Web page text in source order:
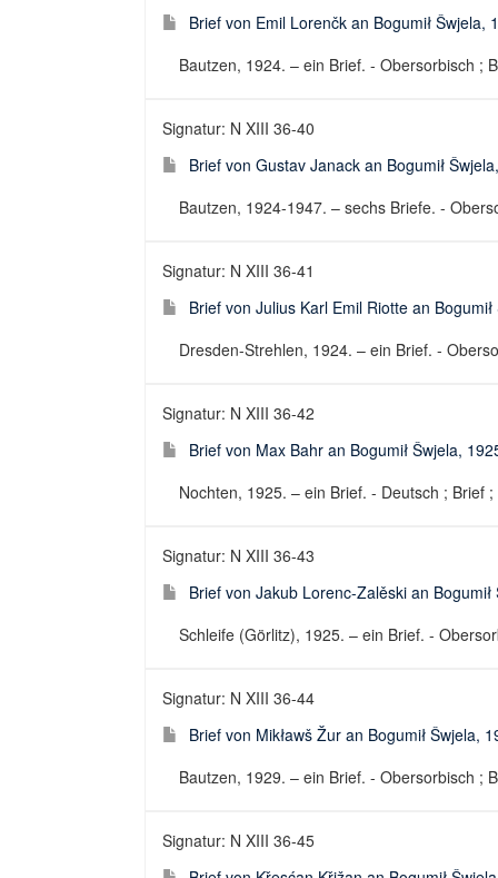
Brief von Emil Lorenčk an Bogumił Šwjela,
Bautzen, 1924. – ein Brief. - Obersorbisch ;
Signatur: N XIII 36-40
Brief von Gustav Janack an Bogumił
Bautzen, 1924-1947. – sechs Briefe. -
Signatur: N XIII 36-41
Brief von Julius Karl Emil Riotte an
Dresden-Strehlen, 1924. – ein Brief. -
Signatur: N XIII 36-42
Brief von Max Bahr an Bogumił Šwjela,
Nochten, 1925. – ein Brief. - Deutsch ; Brief
Signatur: N XIII 36-43
Brief von Jakub Lorenc-Zalěski an Bogumił
Schleife (Görlitz), 1925. – ein Brief. -
Signatur: N XIII 36-44
Brief von Mikławš Žur an Bogumił Šwjela,
Bautzen, 1929. – ein Brief. - Obersorbisch ;
Signatur: N XIII 36-45